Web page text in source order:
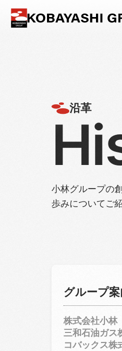
沿革
小林グループの
歩みについてご
グループ案
株式会社小林
三和石油ガス
コバックス株